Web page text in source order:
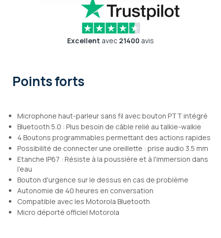
Excellent avec 21400 avis
Points forts
Microphone haut-parleur sans fil avec bouton PTT intégré
Bluetooth 5.0 : Plus besoin de câble relié au talkie-walkie
4 Boutons programmables permettant des actions rapides
Possibilité de connecter une oreillette : prise audio 3.5 mm
Etanche IP67 : Résiste à la poussière et à l'immersion dans
l'eau
Bouton d'urgence sur le dessus en cas de problème
Autonomie de 40 heures en conversation
Compatible avec les Motorola Bluetooth
Micro déporté officiel Motorola